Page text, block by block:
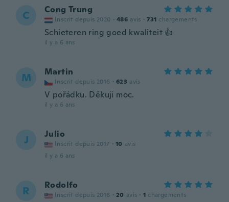
C Cong Trung
Inscrit depuis 2020 · 486 avis · 731 chargements
Schieteren ring goed kwaliteit 👍
il y a 6 ans
M Martin
Inscrit depuis 2016 · 623 avis
V pořádku. Děkuji moc.
il y a 6 ans
J Julio
Inscrit depuis 2017 · 10 avis
il y a 6 ans
R Rodolfo
Inscrit depuis 2016 · 20 avis · 1 chargements